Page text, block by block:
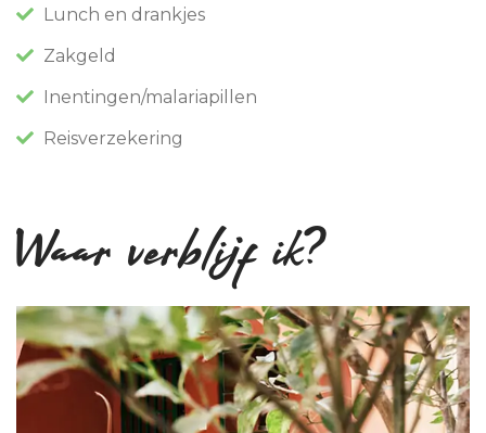
Home
Visie
Lunch en drankjes
Zakgeld
Inentingen/malariapillen
Reisverzekering
Waar verblijf ik?